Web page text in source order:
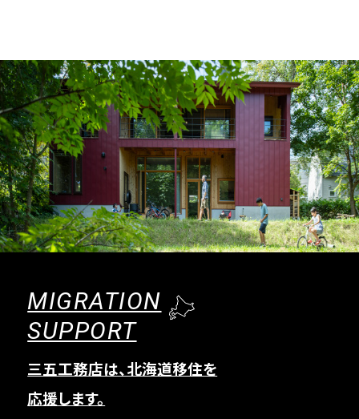
MIGRATION
SUPPORT
三五工務店は、北海道移住を
応援します。